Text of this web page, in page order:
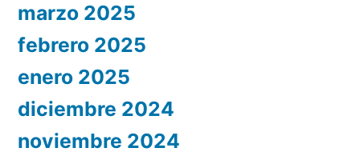
marzo 2025
febrero 2025
enero 2025
diciembre 2024
noviembre 2024